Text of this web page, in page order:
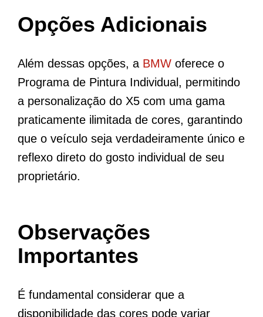
Opções Adicionais
Além dessas opções, a BMW oferece o
Programa de Pintura Individual, permitindo
a personalização do X5 com uma gama
praticamente ilimitada de cores, garantindo
que o veículo seja verdadeiramente único e
reflexo direto do gosto individual de seu
proprietário.
Observações
Importantes
É fundamental considerar que a
disponibilidade das cores pode variar